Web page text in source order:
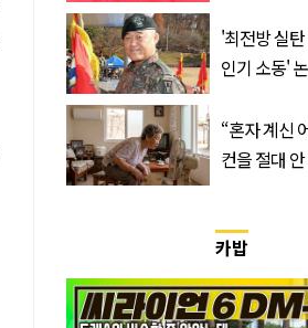
'최전방 실
인기 소동'
“혼자 계신
컨을 절대
카밥